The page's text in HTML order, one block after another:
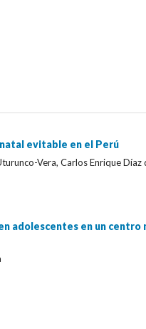
evitable en el Perú
Vera, Carlos Enrique
adolescentes en un